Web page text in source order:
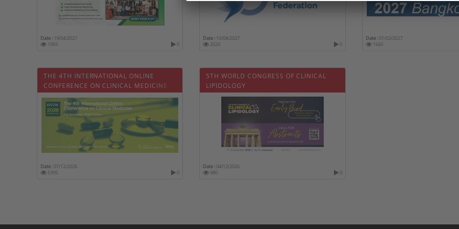
Date : 19/04/2027
1093
0
Date : 10/04/2027
2020
0
Date :01/02/2027
1660
THE 4TH INTERNATIONAL ONLINE
CONFERENCE ON CLINICAL MEDICINE
Date :07/12/2026
5395
0
5TH WORLD CONGRESS OF CLINICAL
LIPIDOLOGY
Date :04/12/2026
980
0